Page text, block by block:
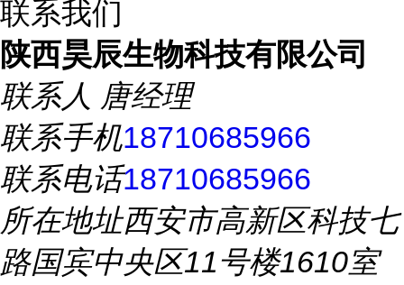
联系我们
陕西昊辰生物科技有限公司
联系人 唐经理
联系手机18710685966
联系电话18710685966
所在地址西安市高新区科技七
路国宾中央区11号楼1610室